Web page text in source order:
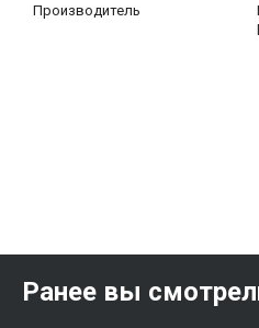
Производитель
Ранее вы